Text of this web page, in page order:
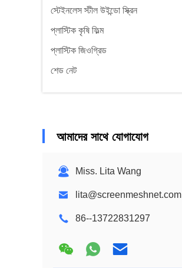
স্টেইনলেস স্টীল উইন্ডো স্ক্রিন
প্লাস্টিক কৃষি ফিল্ম
প্লাস্টিক জিওগ্রিড
শেড নেট
আমাদের সাথে যোগাযোগ
Miss. Lita Wang
lita@screenmeshnet.com
86--13722831297